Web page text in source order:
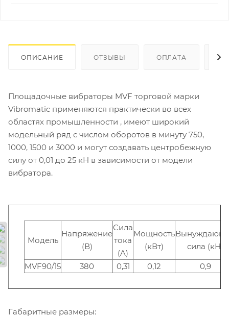
ОПИСАНИЕ ОТЗЫВЫ ОПЛАТА
Площадочные вибраторы MVF торговой марки
Vibromatic применяются практически во всех
областях промышленности , имеют широкий
модельный ряд с числом оборотов в минуту 750,
1000, 1500 и 3000 и могут создавать центробежную
силу от 0,01 до 25 кН в зависимости от модели
вибратора.
Модель
Напряжение
(В)
Сила
тока
(A)
Мощность
(кВт)
сила (кН)
MVF90/15 380 0,31 0,12 0,9
Габаритные размеры: